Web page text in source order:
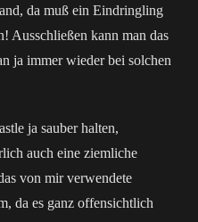
da muß ein Eindringling
Ausschließen kann man das
ja immer wieder bei solchen
ja sauber halten,
auch eine ziemliche
von mir verwendete
da es ganz offensichtlich